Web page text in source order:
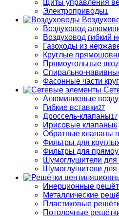
Щиты управления
Электроприводы1
Воздуховод
Воздуховод гибкий
Газоходы из
Круглые
Прямоугольные
Спирально-
Фасонные части
Алюминиевые
Гибкие вставки27
Дроссель-клапаны17
Ирисовые клапаны6
Обратные клапаны
Фильтры для
Фильтры для
Шумоглушители для
Шумоглушители для
Инерционные
Металлические
Пластиковые
Потолочные